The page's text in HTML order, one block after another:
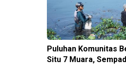
Puluhan Komunitas
Situ 7 Muara,